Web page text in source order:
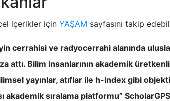
içerikler için YAŞAM sayfasını takip
cerrahisi ve radyocerrahi alanında
attı. Bilim insanlarının akademik
yayınlar, atıflar ile h-index gibi
akademik sıralama platformu”